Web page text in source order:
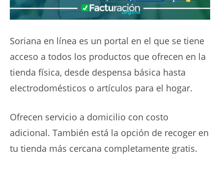
Soriana en línea es un portal en el que se tiene
acceso a todos los productos que ofrecen en la
tienda física, desde despensa básica hasta
electrodomésticos o artículos para el hogar.
Ofrecen servicio a domicilio con costo
adicional. También está la opción de recoger en
tu tienda más cercana completamente gratis.